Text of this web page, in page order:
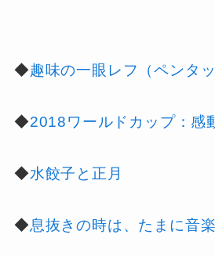
◆趣味の一眼レフ（ペンタ
◆2018ワールドカップ：感
◆水餃子と正月
◆息抜きの時は、たまに音楽